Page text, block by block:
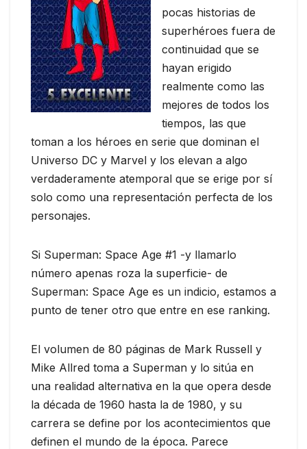
pocas historias de
superhéroes fuera de
continuidad que se
hayan erigido
realmente como las
mejores de todos los
tiempos, las que
toman a los héroes en serie que dominan el
Universo DC y Marvel y los elevan a algo
verdaderamente atemporal que se erige por sí
solo como una representación perfecta de los
personajes.
Si Superman: Space Age #1 -y llamarlo
número apenas roza la superficie- de
Superman: Space Age es un indicio, estamos a
punto de tener otro que entre en ese ranking.
El volumen de 80 páginas de Mark Russell y
Mike Allred toma a Superman y lo sitúa en
una realidad alternativa en la que opera desde
la década de 1960 hasta la de 1980, y su
carrera se define por los acontecimientos que
definen el mundo de la época. Parece